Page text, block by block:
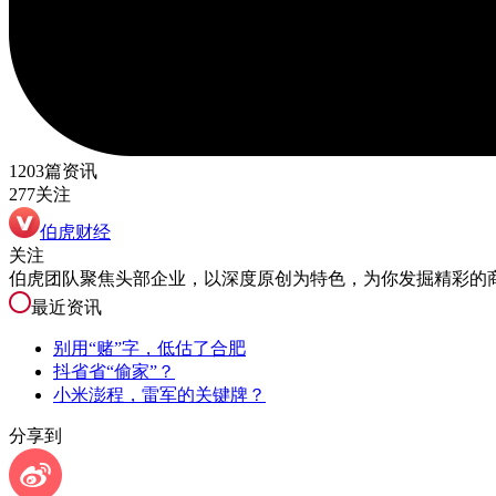
1203篇资讯
277关注
伯虎财经
关注
伯虎团队聚焦头部企业，以深度原创为特色，为你发掘精彩的
最近资讯
别用“赌”字，低估了合肥
抖省省“偷家”？
小米澎程，雷军的关键牌？
分享到